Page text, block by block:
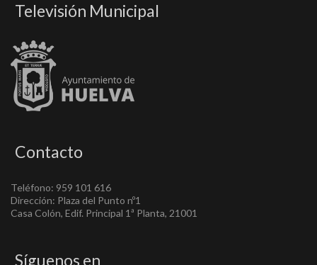
Televisión Municipal
Contacto
Teléfono: 959 101 616
Dirección: Plaza del Punto nº1
Casa Colón, Edif. Principal 1ª Planta, 21001
Síguenos en